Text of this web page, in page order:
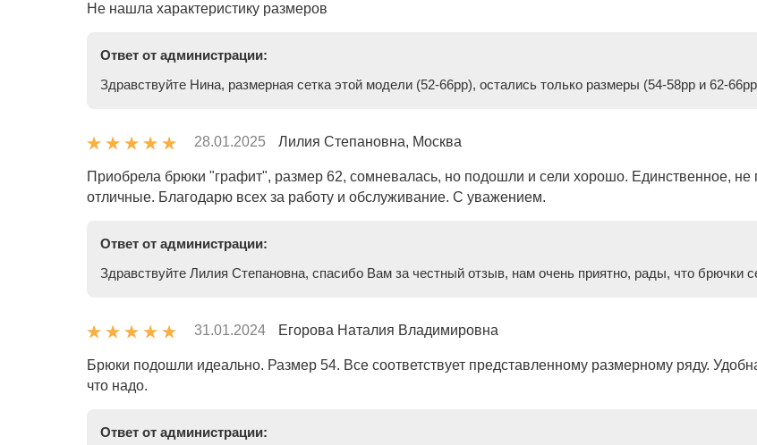
Не нашла характеристику размеров
Ответ от администрации:
Здравствуйте Нина, размерная сетка этой модели (52-66рр), остались только размеры (54-58рр и 62-
28.01.2025 Лилия Степановна, Москва
Приобрела брюки "графит", размер 62, сомневалась, но подошли и сели хорошо. Единственное, не
отличные. Благодарю всех за работу и обслуживание. С уважением.
Ответ от администрации:
Здравствуйте Лилия Степановна, спасибо Вам за честный отзыв, нам очень приятно, рады, что брючки
31.01.2024 Егорова Наталия Владимировна
Брюки подошли идеально. Размер 54. Все соответствует представленному размерному ряду.
что надо.
Ответ от администрации: